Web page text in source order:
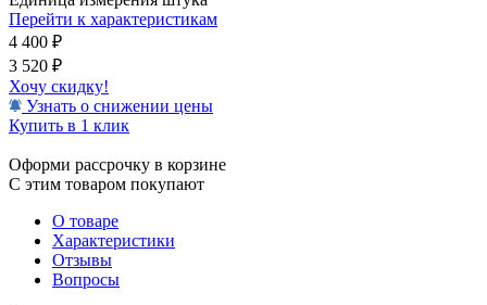
Перейти к характеристикам
4 400 ₽
3 520 ₽
Хочу скидку!
Узнать о снижении цены
Купить в 1 клик
Оформи рассрочку в корзине
С этим товаром покупают
О товаре
Характеристики
Отзывы
Вопросы